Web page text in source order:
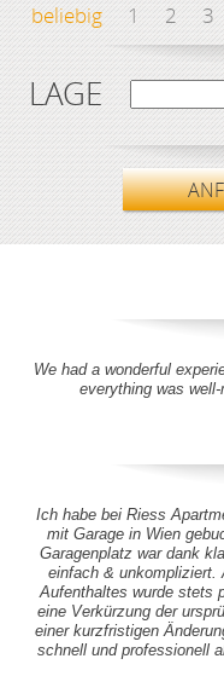
beliebig 1 2 3
LAGE
We had a wonderful
everything was
Ich habe bei Riess
mit Garage in Wien
Garagenplatz war dank
einfach & unkompliziert.
Aufenthaltes wurde stets
eine Verkürzung der
einer kurzfristigen
schnell und professionell